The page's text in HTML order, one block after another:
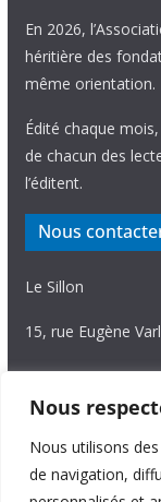
Nous
Nous utilisons
de navigation,
En 2026,
héritière des
même orientation.
Édité chaque
de chacun des
l’éditent.
Nous
Le Sillon
15, rue Eugène
87036 Limoges
Tél. 05 55 06 14 15
Nous écrire